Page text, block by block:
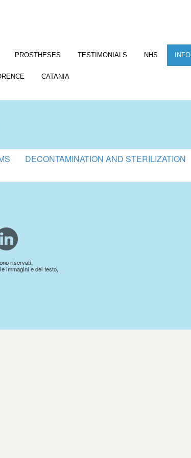
PROSTHESES TESTIMONIALS NHS INFO
CATANIA
DECONTAMINATION AND STERILIZATION
riservati.
immagini e del testo,